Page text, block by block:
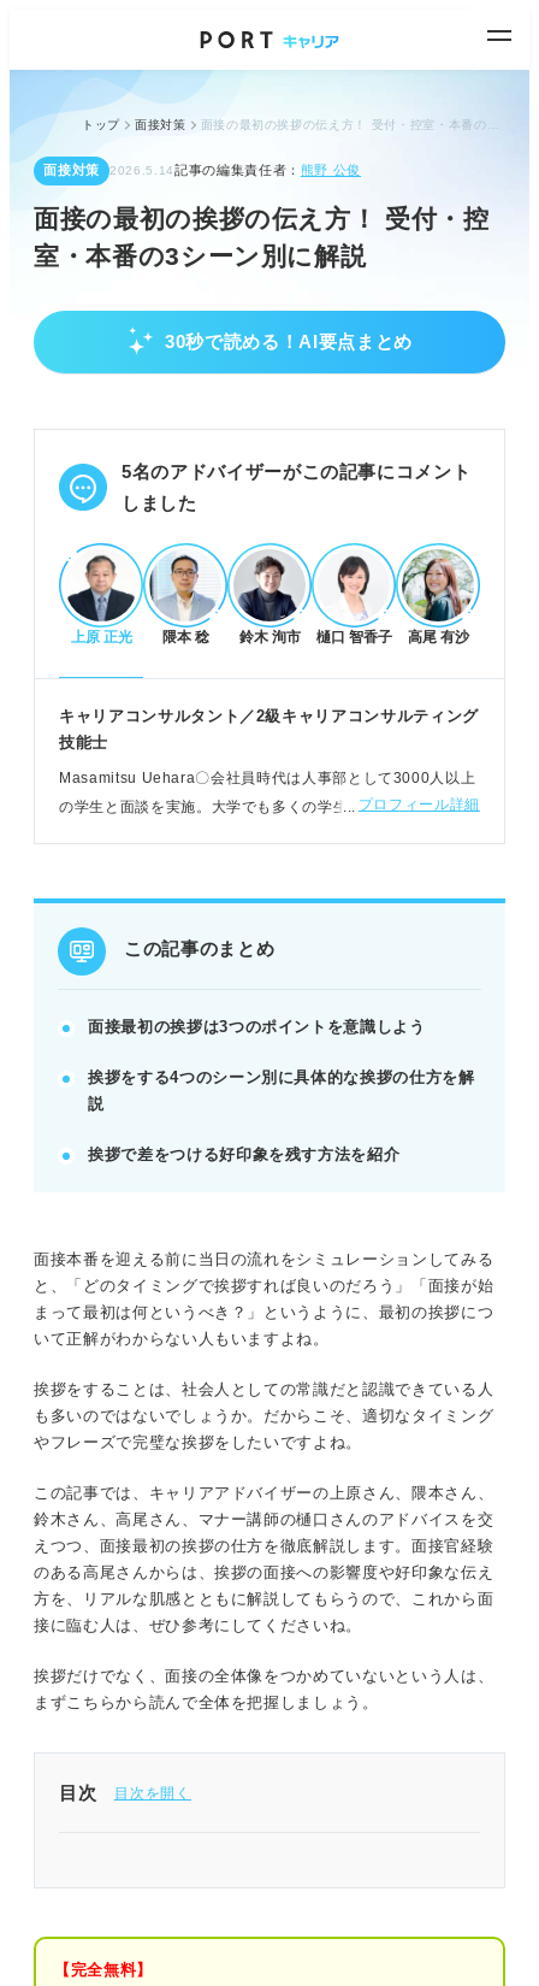
トップ 面接対策
面接対策 2026.5.14記事の編集責任者： 熊野 公俊
面接の最初の挨拶の伝え方！ 受付・控
室・本番の3シーン別に解説
30秒で読める！AI要点まとめ
面接の最初の挨拶の重要性と基本
いる。
最初の15秒で清潔感・安心感・配慮を示し好印象を
POINT：挨拶は場の雰囲気を作り、その後の評価を
左右する。
面接の最初の挨拶のポイントと伝え方
大学・学部・氏名を端的に伝え、明るくはきはきと
話す。
ます」と丁寧に締めくくる。
受付・控室・面接本番（対面・オンライン）の各シ
ーンで適切な挨拶を実践する。
す。〇〇大学△△学部の□□と申します。」
口角を上げて笑顔を意識し、相手の目を見て話す。
する。
退室時や社員とすれ違う際も丁寧な挨拶を心がけ
POINT：笑顔・目線・声のトーン・姿勢で第一印象
記事の該当箇所を見る
面接の最初の挨拶の内容・言い方・姿勢を押さ
面接で最初の挨拶が重要な理由
面接の最初の挨拶の3つのポイント
3つのシーン別！ 具体的な挨拶の方法・例
と併せてご確認ください。
5名のアドバイザーがこの記事にコメント
しました
上原 正光 隈本 稔 鈴木 洵市 樋口 智香子 高尾 有沙
キャリアコンサルタント／2級キャリアコンサルティング
技能士
Masamitsu Uehara〇会社員時代は人事部として3000人以上
の学生と面談を実施。大学でも多くの学生のキャリア支援を
プロフィール詳細
この記事のまとめ
面接最初の挨拶は3つのポイントを意識しよう
挨拶をする4つのシーン別に具体的な挨拶の仕方を解
説
挨拶で差をつける好印象を残す方法を紹介
面接本番を迎える前に当日の流れをシミュレーションしてみる
と、「どのタイミングで挨拶すれば良いのだろう」「面接が始
まって最初は何というべき？」というように、最初の挨拶につ
いて正解がわからない人もいますよね。
挨拶をすることは、社会人としての常識だと認識できている人
も多いのではないでしょうか。だからこそ、適切なタイミング
やフレーズで完璧な挨拶をしたいですよね。
この記事では、キャリアアドバイザーの上原さん、隈本さん、
鈴木さん、高尾さん、マナー講師の樋口さんのアドバイスを交
えつつ、面接最初の挨拶の仕方を徹底解説します。面接官経験
のある高尾さんからは、挨拶の面接への影響度や好印象な伝え
方を、リアルな肌感とともに解説してもらうので、これから面
接に臨む人は、ぜひ参考にしてくださいね。
挨拶だけでなく、面接の全体像をつかめていないという人は、
まずこちらから読んで全体を把握しましょう。
目次
面接で最初の挨拶が重要な理由
【完全無料】